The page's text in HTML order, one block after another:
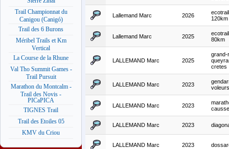
Trail Championnat du
Canigou (Canigó)
Trail des 6 Burons
Méribel Trails et Km
Vertical
La Course de la Rhune
Val Tho Summit Games -
Trail Pursuit
Marathon du Montcalm -
Trail des Novis -
PICaPICA
TIGNES Trail
Trail des Etoiles 05
KMV du Criou
Lallemand Marc 2026
120km
Lallemand Marc 2025
80km
LALLEMAND Marc 2025
grand-
cretes
LALLEMAND Marc 2023
LALLEMAND Marc 2023
LALLEMAND Marc 2023
LALLEMAND Marc 2023